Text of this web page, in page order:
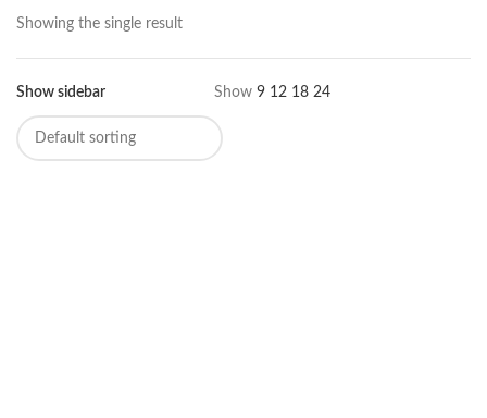
Showing the single result
Show sidebar Show 9 12 18 24